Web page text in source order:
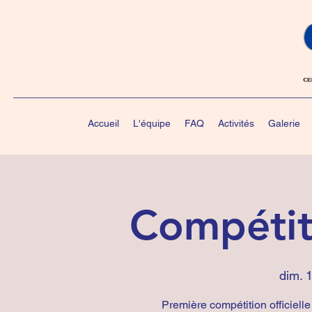
Accueil L'équipe FAQ Activités Galerie
dim.
Première compétition